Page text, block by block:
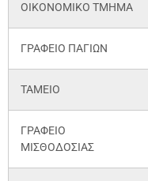
ΟΙΚΟΝΟΜΙΚΟ ΤΜΗΜΑ
ΓΡΑΦΕΙΟ ΠΑΓΙΩΝ
ΤΑΜΕΙΟ
ΓΡΑΦΕΙΟ
ΜΙΣΘΟΔΟΣΙΑΣ